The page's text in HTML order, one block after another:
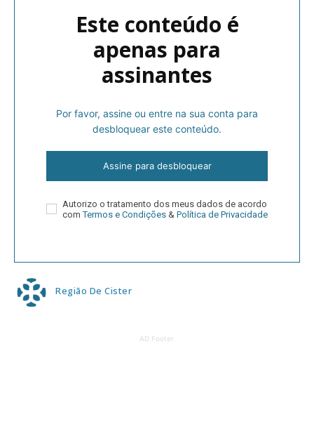
Este conteúdo é
apenas para
assinantes
Por favor, assine ou entre na sua conta para
desbloquear este conteúdo.
Assine para desbloquear
Autorizo o tratamento dos meus dados de acordo
comTermos e Condições & Política de Privacidade
Região De Cister
AD Footer